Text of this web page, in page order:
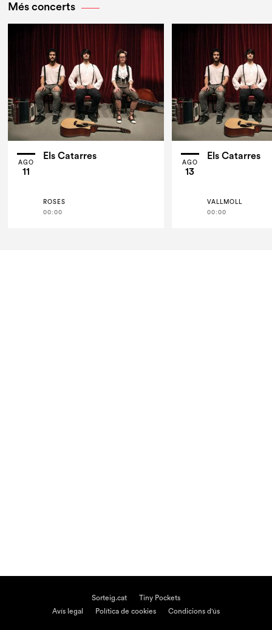
Més concerts
AGO
11
Els Catarres
ROSES
00:00
AGO
13
Els Catarres
VALLMOLL
00:00
Sorteig.cat
Tiny Pockets
Avís legal
Política de cookies Condicions d'ús